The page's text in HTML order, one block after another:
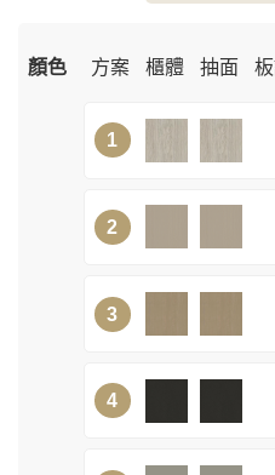
顏色 方案 櫃體 抽面
1
2
3
4